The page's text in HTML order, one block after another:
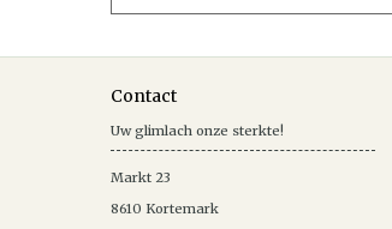
Contact
Uw glimlach onze sterkte!
Markt 23
8610 Kortemark